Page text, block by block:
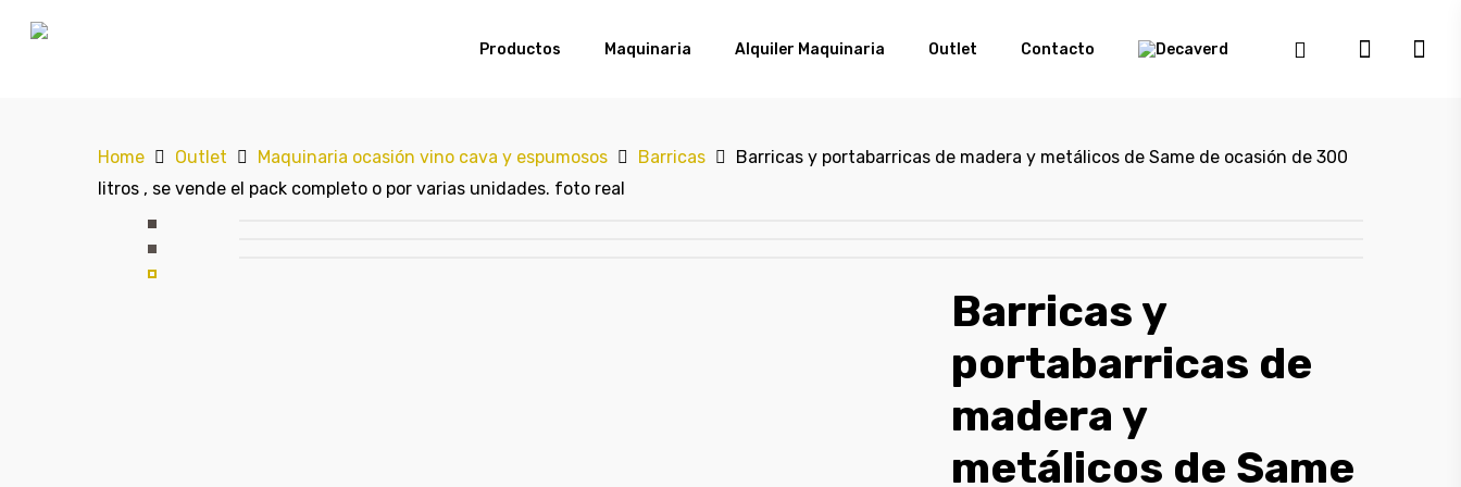
Productos Maquinaria Alquiler Maquinaria Outlet Contacto
Home Outlet Maquinaria ocasión vino cava y espumosos Barricas
Barricas y portabarricas de madera y metálicos de Same de ocasión de 300
litros , se vende el pack completo o por varias unidades. foto real
Barricas y
portabarricas de
madera y
metálicos de Same